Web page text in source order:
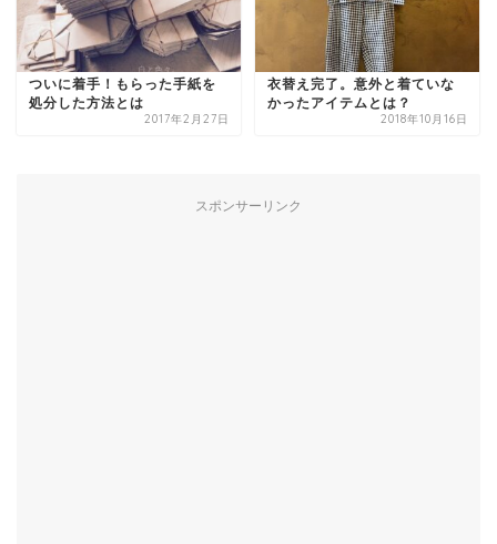
ついに着手！もらった手紙を
処分した方法とは
2017年2月27日
衣替え完了。意外と着ていな
かったアイテムとは？
2018年10月16日
スポンサーリンク